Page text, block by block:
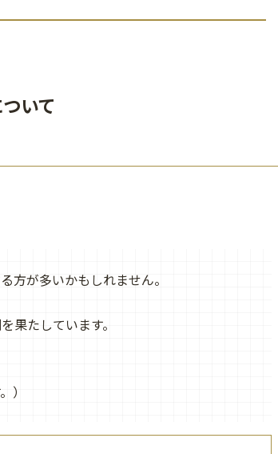
いて
方が多いかもしれません。
果たしています。
）